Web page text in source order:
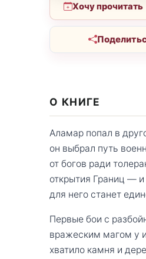
Хочу прочитать
О КНИГЕ
Аламар попал в
он выбрал путь
от богов ради
открытия Границ —
для него станет
Первые бои с
вражеским магом у
хватило камня и